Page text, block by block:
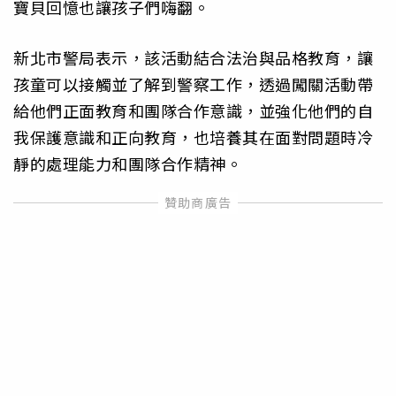
寶貝回憶也讓孩子們嗨翻。
新北市警局表示，該活動結合法治與品格教育，讓
孩童可以接觸並了解到警察工作，透過闖關活動帶
給他們正面教育和團隊合作意識，並強化他們的自
我保護意識和正向教育，也培養其在面對問題時冷
靜的處理能力和團隊合作精神。